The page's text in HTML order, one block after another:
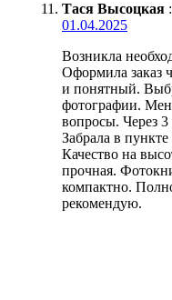
Тася Высоцкая :
01.04.2025
Возникла
Оформила заказ
и понятный.
фотографии.
вопросы. Через
Забрала в
Качество на
прочная.
компактно.
рекомендую.